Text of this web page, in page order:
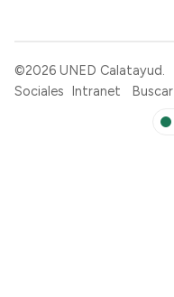
©2026 UNED Calatayud.
Sociales Intranet Buscar